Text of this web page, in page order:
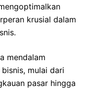
krusial dalam
mendalam
mulai dari
pasar hingga